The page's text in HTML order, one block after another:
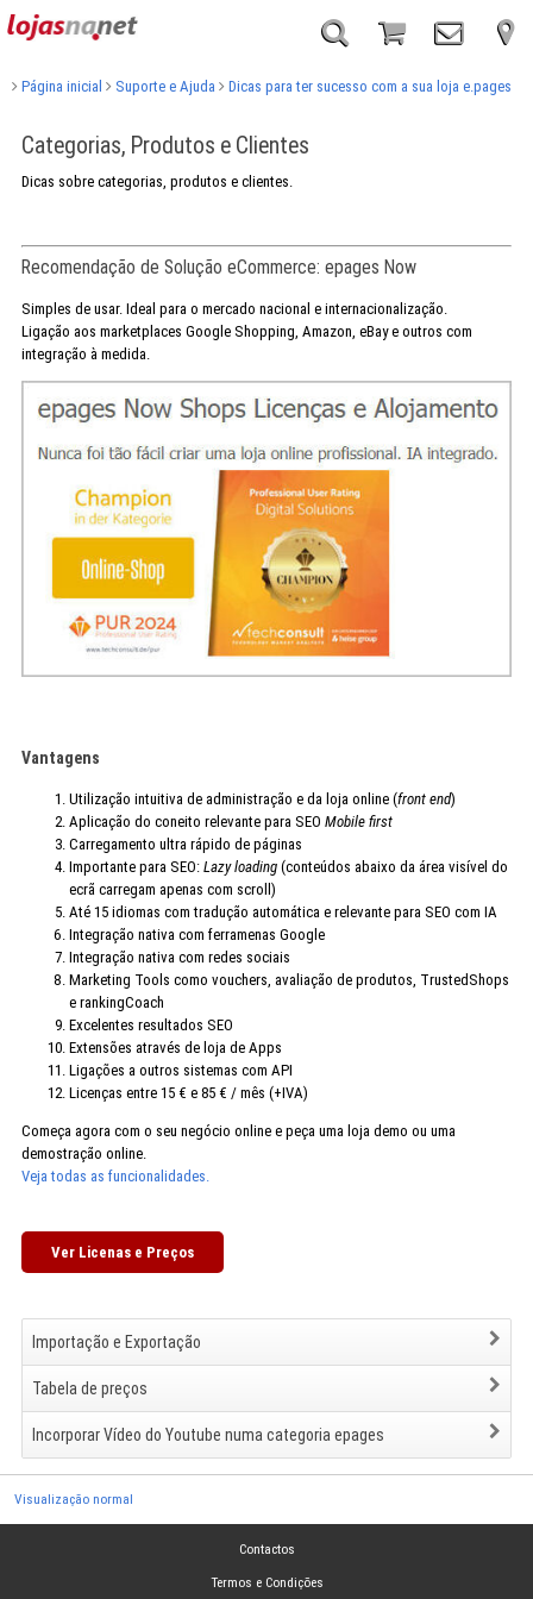
Página inicial Suporte e Ajuda Dicas para ter sucesso com a sua loja e.pages
Categorias, Produtos e Clientes
Dicas sobre categorias, produtos e clientes.
Recomendação de Solução eCommerce: epages Now
Simples de usar. Ideal para o mercado nacional e internacionalização.
Ligação aos marketplaces Google Shopping, Amazon, eBay e outros com
integração à medida.
Vantagens
Utilização intuitiva de administração e da loja online (front end)
Aplicação do coneito relevante para SEO Mobile first
Carregamento ultra rápido de páginas
Importante para SEO: Lazy loading(conteúdos abaixo da área visível do
ecrã carregam apenas com scroll)
Até 15 idiomas com tradução automática e relevante para SEO com IA
Integração nativa com ferramenas Google
Integração nativa com redes sociais
Marketing Tools como vouchers, avaliação de produtos, TrustedShops
e rankingCoach
Excelentes resultados SEO
Extensões através de loja de Apps
Ligações a outros sistemas com API
Licenças entre 15 € e 85 € / mês (+IVA)
Começa agora com o seu negócio online e peça uma loja demo ou uma
demostração online.
Veja todas as funcionalidades.
Ver Licenas e Preços
Importação e Exportação
Tabela de preços
Incorporar Vídeo do Youtube numa categoria epages
Visualização normal
Contactos
Termos e Condições